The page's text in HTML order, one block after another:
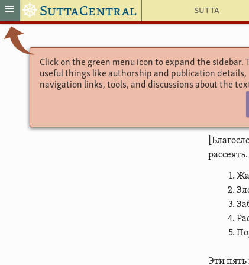
Sutta
≡ ☸ SuttaCentral
Click on the green menu icon to expand the sidebar.
useful things like authorship and publication details,
navigation links, tools, and discussions about the
Эти пять